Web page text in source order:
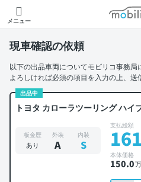
メニュー
モ
現車確認の依頼
以下の出品車両についてモビリコ事務局
よろしければ必須の項目を入力の上、送
出品中
トヨタ カローラツーリング ハイ
板金歴
あり
外装
A
内装
S
支払総額
161
本体価格
150.0